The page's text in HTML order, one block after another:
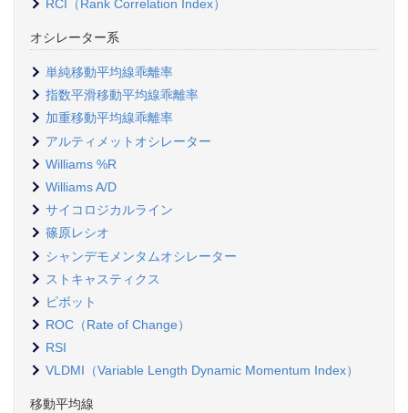
RCI（Rank Correlation Index）
オシレーター系
単純移動平均線乖離率
指数平滑移動平均線乖離率
加重移動平均線乖離率
アルティメットオシレーター
Williams %R
Williams A/D
サイコロジカルライン
篠原レシオ
シャンデモメンタムオシレーター
ストキャスティクス
ピボット
ROC（Rate of Change）
RSI
VLDMI（Variable Length Dynamic Momentum Index）
移動平均線